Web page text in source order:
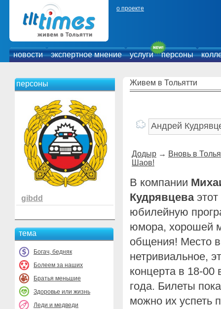
о проекте
новости экспертное мнение услуги персоны
персоны
gibdd
тема
Богач, бедняк
Болеем за наших
Братья меньшие
Здоровье или жизнь
Леди и медведи
Живем в Тольятти
Додыр → Вновь в
Шаов!
В компании
Кудрявцеваэтот
юбилейную
юмора, хорошей
общения! Место
нетривиальное,
концерта в 18-00
года. Билеты
можно их успеть